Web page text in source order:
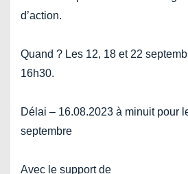
d’action.
Quand ? Les 12, 18 et 22
16h30.
Délai – 16.08.2023 à minuit pour
septembre
Avec le support de